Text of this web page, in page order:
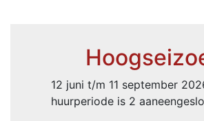
12 juni t/m 11 september
huurperiode is 2